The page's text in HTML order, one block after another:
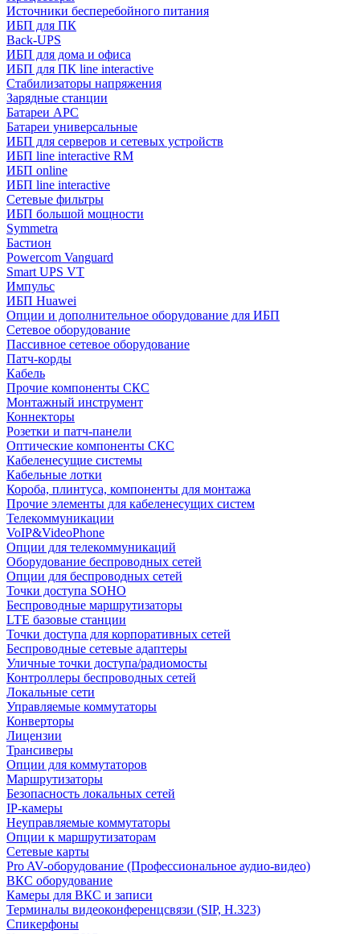
Источники бесперебойного питания
ИБП для ПК
Back-UPS
ИБП для дома и офиса
ИБП для ПК linе interactive
Стабилизаторы напряжения
Зарядные станции
Батареи APC
Батареи универсальные
ИБП для серверов и сетевых устройств
ИБП line interactive RM
ИБП online
ИБП linе interactive
Сетевые фильтры
ИБП большой мощности
Symmetra
Бастион
Powercom Vanguard
Smart UPS VT
Импульс
ИБП Huawei
Опции и дополнительное оборудование для ИБП
Сетевое оборудование
Пассивное сетевое оборудование
Патч-корды
Кабель
Прочие компоненты СКС
Монтажный инструмент
Коннекторы
Розетки и патч-панели
Оптические компоненты СКС
Кабеленесущие системы
Кабельные лотки
Короба, плинтуса, компоненты для монтажа
Прочие элементы для кабеленесущих систем
Телекоммуникации
VoIP&VideoPhone
Опции для телекоммуникаций
Оборудование беспроводных сетей
Опции для беспроводных сетей
Точки доступа SOHO
Беспроводные маршрутизаторы
LTE базовые станции
Точки доступа для корпоративных сетей
Беспроводные сетевые адаптеры
Уличные точки доступа/радиомосты
Контроллеры беспроводных сетей
Локальные сети
Управляемые коммутаторы
Конверторы
Лицензии
Трансиверы
Опции для коммутаторов
Маршрутизаторы
Безопасность локальных сетей
IP-камеры
Неуправляемые коммутаторы
Опции к маршрутизаторам
Сетевые карты
Pro AV-оборудование (Профессиональное аудио-видео)
ВКС оборудование
Камеры для ВКС и записи
Терминалы видеоконференцсвязи (SIP, H.323)
Спикерфоны